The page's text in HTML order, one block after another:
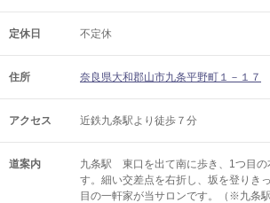
定休日 不定休
住所 奈良県大和郡山市九条平野町１－１７
アクセス 近鉄九条駅より徒歩７分
道案内
九条駅 東口を出て南に歩き、1つ目の
す。細い交差点を右折し、坂を登りき
目の一軒家が当サロンです。（※九条